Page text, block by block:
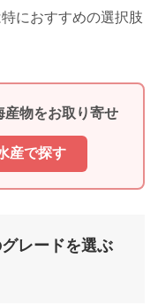
におすすめの選択肢
産物をお取り寄せ
産で探す
レードを選ぶ